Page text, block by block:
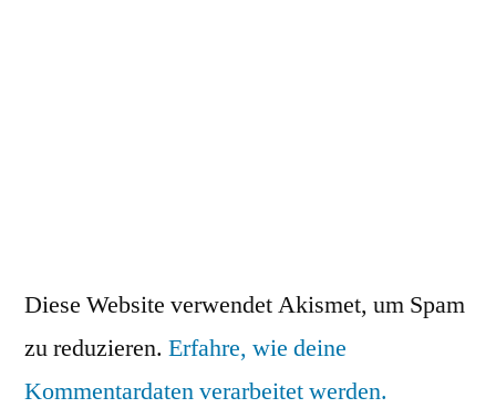
Diese Website verwendet Akismet, um Spam
zu reduzieren. Erfahre, wie deine
Kommentardaten verarbeitet werden.